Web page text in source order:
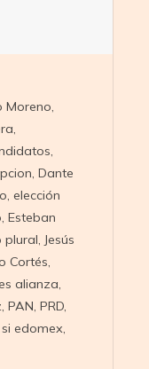
Moreno,
,
,
, Dante
, elección
, Esteban
plural, Jesús
Cortés,
alianza,
, PAN, PRD,
si edomex,